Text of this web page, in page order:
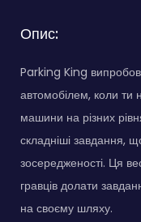
Опис:
Parking King
автомобілем, коли ти
машини на різних
складніші завдання,
зосередженості. Ця
гравців долати
на своєму шляху.